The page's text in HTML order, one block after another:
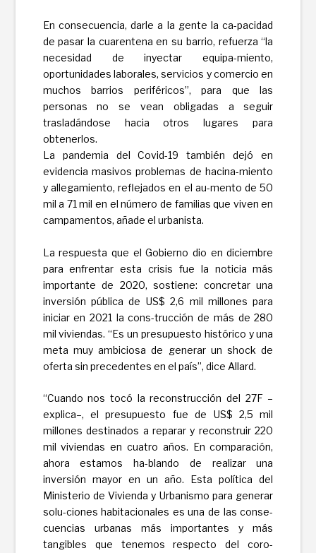
En consecuencia, darle a la gente la ca-pacidad
de pasar la cuarentena en su barrio, refuerza “la
necesidad de inyectar equipa-miento,
oportunidades laborales, servicios y comercio en
muchos barrios periféricos”, para que las
personas no se vean obligadas a seguir
trasladándose hacia otros lugares para
obtenerlos.
La pandemia del Covid-19 también dejó en
evidencia masivos problemas de hacina-miento
y allegamiento, reflejados en el au-mento de 50
mil a 71 mil en el número de familias que viven en
campamentos, añade el urbanista.
La respuesta que el Gobierno dio en diciembre
para enfrentar esta crisis fue la noticia más
importante de 2020, sostiene: concretar una
inversión pública de US$ 2,6 mil millones para
iniciar en 2021 la cons-trucción de más de 280
mil viviendas. “Es un presupuesto histórico y una
meta muy ambiciosa de generar un shock de
oferta sin precedentes en el país”, dice Allard.
“Cuando nos tocó la reconstrucción del 27F –
explica–, el presupuesto fue de US$ 2,5 mil
millones destinados a reparar y reconstruir 220
mil viviendas en cuatro años. En comparación,
ahora estamos ha-blando de realizar una
inversión mayor en un año. Esta política del
Ministerio de Vivienda y Urbanismo para generar
solu-ciones habitacionales es una de las conse-
cuencias urbanas más importantes y más
tangibles que tenemos respecto del coro-